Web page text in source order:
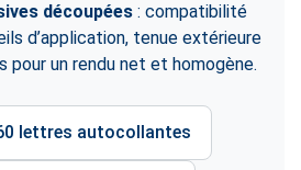
découpées : compatibilité
d’application, tenue extérieure
pour un rendu net et homogène.
lettres autocollantes